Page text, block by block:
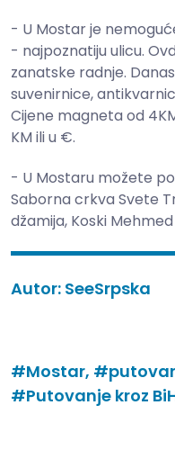
- U Mostar je
- najpoznatiju ulicu.
zanatske radnje.
suvenirnice,
Cijene magneta od
KM ili u €.
- U Mostaru možete
Saborna crkva Svete
džamija, Koski
Autor: SeeSrpska
#Mostar,
#Putovanje kroz